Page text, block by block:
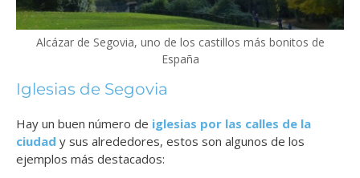
Alcázar de Segovia, uno de los castillos más bonitos de
España
Iglesias de Segovia
Hay un buen número de iglesias por las calles de la
ciudad y sus alrededores, estos son algunos de los
ejemplos más destacados: